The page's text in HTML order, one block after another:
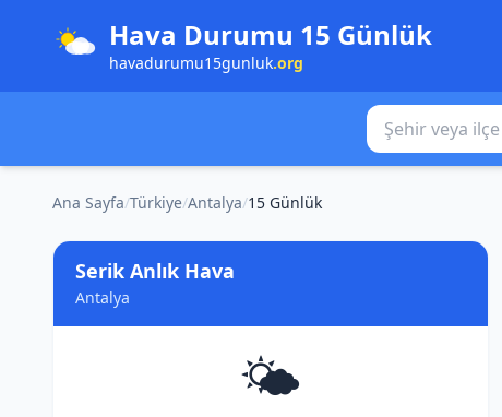
Hava Durumu 15 Günlük
havadurumu15gunluk.org
Şehir veya ilçe ara
Ana Sayfa/Türkiye/Antalya/15 Günlük
Serik Anlık Hava
Antalya
🌤️